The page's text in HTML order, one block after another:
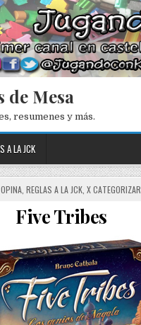
de Mesa
resumenes y más.
A LA JCK
, REGLAS A LA JCK, X CATEGORIZAR
Five Tribes